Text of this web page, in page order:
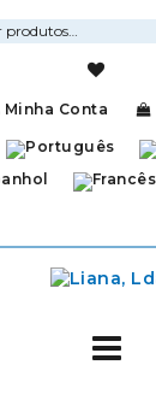
Minha Conta